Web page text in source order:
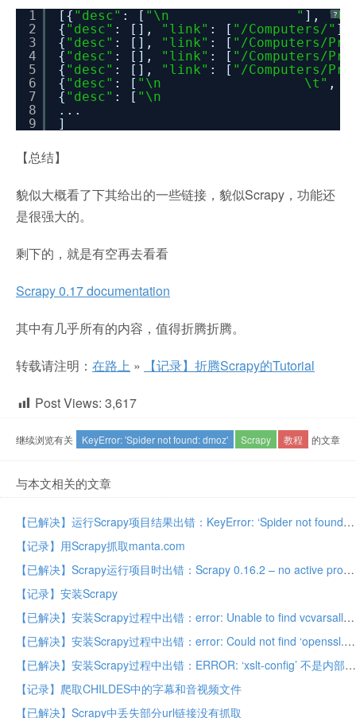
?
1
2
3
4
5
6
7
8
9
[{ "desc" : [ "\n " ],
{ "desc" : [], "link" : [ "/Computers/"
{ "desc" : [], "link" : [ "/Computers/
{ "desc" : [], "link" : [ "/Computers/
{ "desc" : [], "link" : [ "/Computers/
{ "desc" : [ "\n \t" ,
{ "desc" : [ "\n
...
]
【总结】
貌似大概看了下其给出的一些链接，貌似Scrapy，功能还
是很强大的。
剩下的，就是有空再去看看
Scrapy 0.17 documentation
其中有几乎所有的内容，值得折腾折腾。
转载请注明： 在路上 » 【记录】折腾Scrapy的Tutorial
Post Views: 3,617
继续浏览有关 KeyError: 'Spider not found: dmoz' Scrapy 教程 的文章
与本文相关的文章
【已解决】运行Scrapy项目结果出错：KeyError: ‘Spider not found: manta’
【记录】用Scrapy抓取manta.com
【已解决】Scrapy运行项目时出错：Scrapy 0.16.2 – no active project，Unknown command: crawl，Use "scrapy" to see available commands
【记录】安装Scrapy
【已解决】安装Scrapy过程中出错：error: Unable to find vcvarsall.bat
【已解决】安装Scrapy过程中出错：error: Could not find ‘openssl.exe’
【已解决】安装Scrapy过程中出错：ERROR: ‘xslt-config’ 不是内部或外部命令，也不是可运行的程序 或批处理文件。
【记录】爬取CHILDES中的字幕和音视频文件
【已解决】Scrapy中丢失部分url链接没有抓取